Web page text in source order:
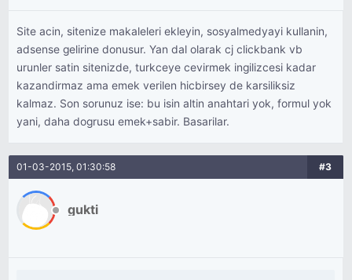
Site acin, sitenize makaleleri ekleyin, sosyalmedyayi kullanin,
adsense gelirine donusur. Yan dal olarak cj clickbank vb
urunler satin sitenizde, turkceye cevirmek ingilizcesi kadar
kazandirmaz ama emek verilen hicbirsey de karsiliksiz
kalmaz. Son sorunuz ise: bu isin altin anahtari yok, formul yok
yani, daha dogrusu emek+sabir. Basarilar.
01-03-2015, 01:30:58 #3
gukti